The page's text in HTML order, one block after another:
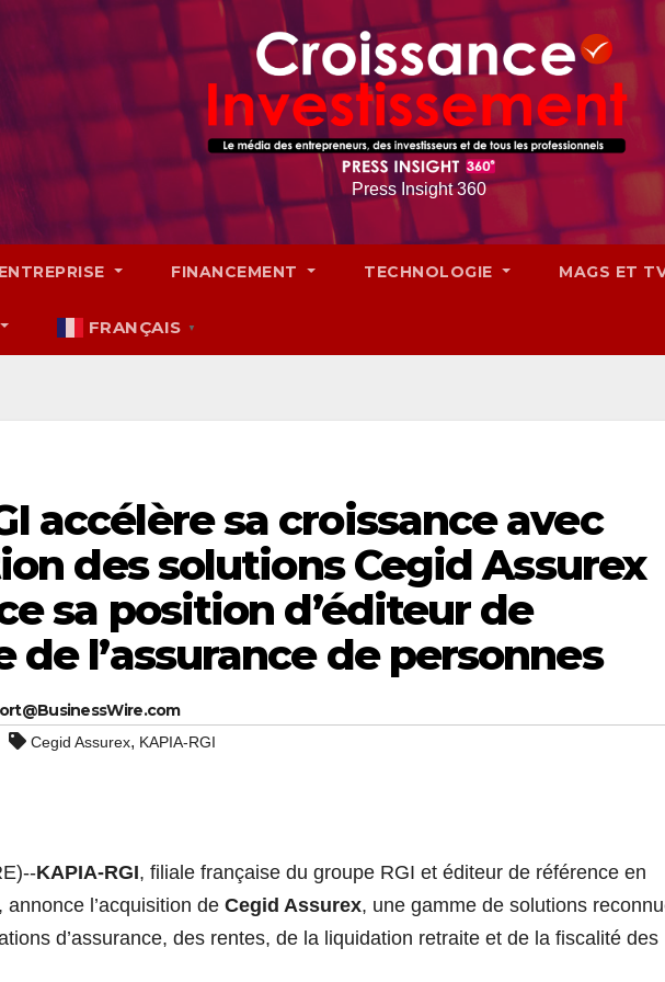
Press Insight 360
ENTREPRISE FINANCEMENT TECHNOLOGIE MAGS ET
FRANÇAIS ▼
accélère sa croissance avec
des solutions Cegid Assurex
sa position d’éditeur de
de l’assurance de personnes
Cegid Assurex, KAPIA-RGI
KAPIA-RGI, filiale française du groupe RGI et éditeur de référence en
l’acquisition de Cegid Assurex, une gamme de solutions
d’assurance, des rentes, de la liquidation retraite et de la fiscalité des